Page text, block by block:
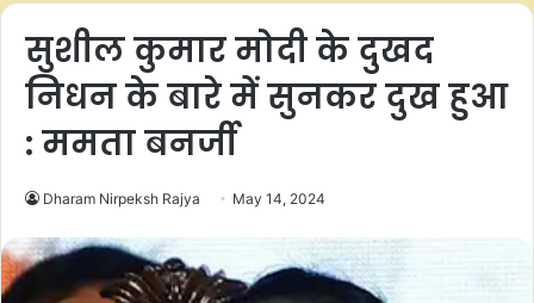
सुशील कुमार मोदी के दुखद
निधन के बारे में सुनकर दुख हुआ
: ममता बनर्जी
Dharam Nirpeksh Rajya May 14, 2024